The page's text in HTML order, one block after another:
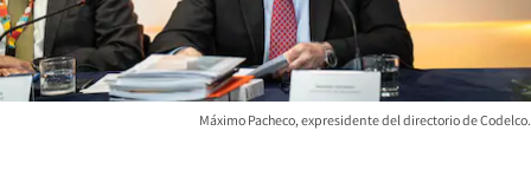
Máximo Pacheco, expresidente del directorio de Codelco.